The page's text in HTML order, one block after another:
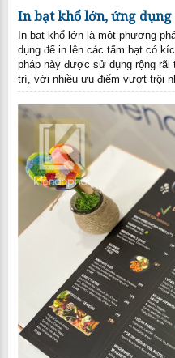
In bạt khổ lớn, ứng
In bạt khổ lớn là một phương
dụng để in lên các tấm bạt có
pháp này được sử dụng rộng
trí, với nhiều ưu điểm vượt trội